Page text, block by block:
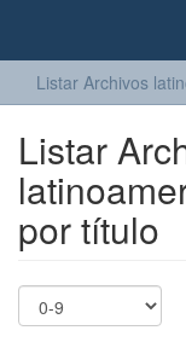
Listar Archivos
Listar
por título